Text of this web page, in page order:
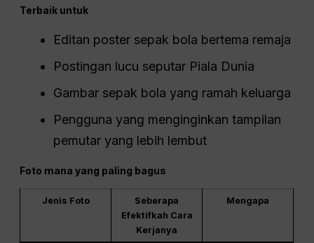
Terbaik untuk
Editan poster sepak bola bertema remaja
Postingan lucu seputar Piala Dunia
Gambar sepak bola yang ramah keluarga
Pengguna yang menginginkan tampilan
pemutar yang lebih lembut
Foto mana yang paling bagus
Jenis Foto
Seberapa
Efektifkah Cara
Kerjanya
Mengapa